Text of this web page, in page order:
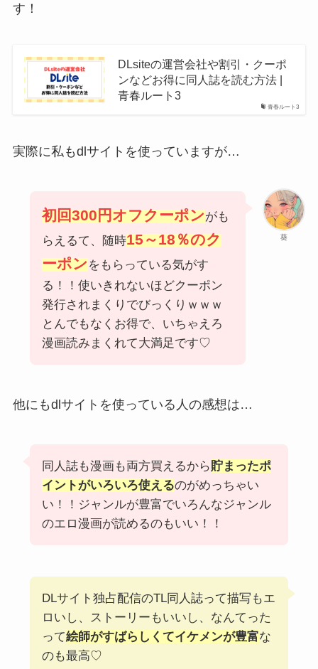
す！
青春ルート3
DLsiteの運営会社や割引・クーポ
ンなどお得に同人誌を読む方法 |
青春ルート3
実際に私もdlサイトを使っていますが…
葵
初回300円オフクーポンがも
らえるて、随時15～18％のク
ーポンをもらっている気がす
る！！使いきれないほどクーポン
発行されまくりでびっくりｗｗｗ
とんでもなくお得で、いちゃえろ
漫画読みまくれて大満足です♡
他にもdlサイトを使っている人の感想は…
同人誌も漫画も両方買えるから貯まったポ
イントがいろいろ使えるのがめっちゃい
い！！ジャンルが豊富でいろんなジャンル
のエロ漫画が読めるのもいい！！
DLサイト独占配信のTL同人誌って描写もエ
ロいし、ストーリーもいいし、なんてった
って絵師がすばらしくてイケメンが豊富な
のも最高♡